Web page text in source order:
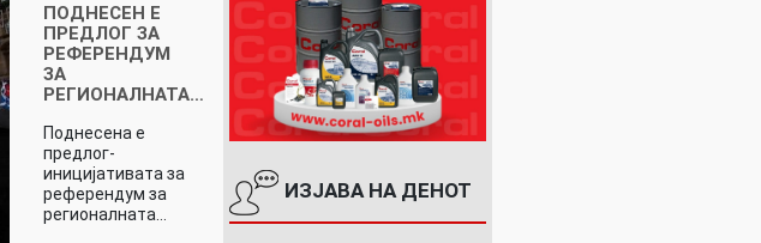
ПОДНЕСЕН Е
ПРЕДЛОГ ЗА
РЕФЕРЕНДУМ
ЗА
РЕГИОНАЛНАТА…
Поднесена е
предлог-
иницијативата за
референдум за
регионалната…
ИЗЈАВА НА ДЕНОТ